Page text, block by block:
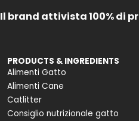
Il brand attivista 100% di
PRODUCTS & INGREDIENTS
Alimenti Gatto
Alimenti Cane
Catlitter
Consiglio nutrizionale gatto